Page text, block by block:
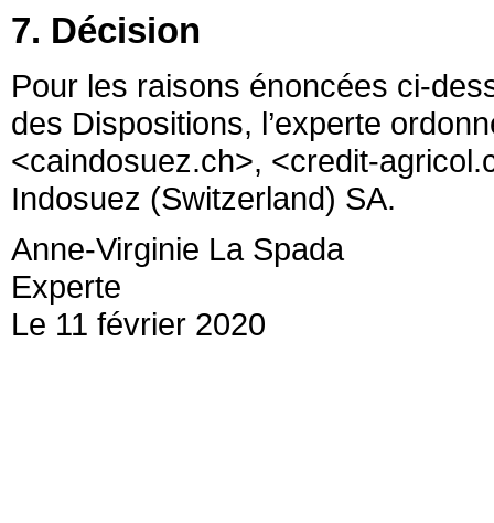
7. Décision
Pour les raisons énoncées ci-
des Dispositions, l’experte
<caindosuez.ch>, <credit-
Indosuez (Switzerland) SA.
Anne-Virginie La Spada
Experte
Le 11 février 2020